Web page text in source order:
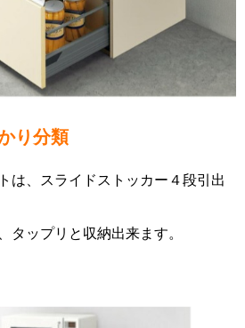
り分類
は、スライドストッカー４段引出
タップリと収納出来ます。